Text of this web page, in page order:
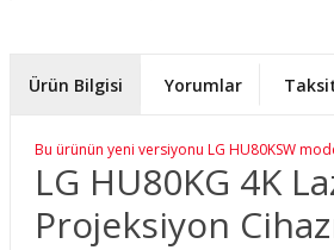
Ürün Bilgisi Yorumlar
Bu ürünün yeni versiyonu LG HU80KSW
LG HU80KG 4K
Projeksiyon